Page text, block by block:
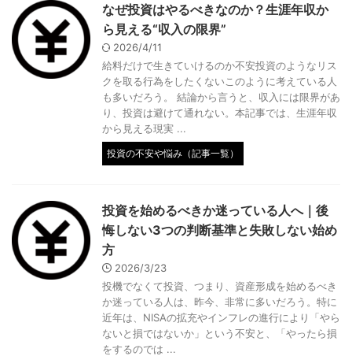
なぜ投資はやるべきなのか？生涯年収か
ら見える“収入の限界”
2026/4/11
給料だけで生きていけるのか不安投資のようなリス
クを取る行為をしたくないこのように考えている人
も多いだろう。 結論から言うと、収入には限界があ
り、投資は避けて通れない。本記事では、生涯年収
から見える現実 ...
投資の不安や悩み（記事一覧）
投資を始めるべきか迷っている人へ｜後
悔しない3つの判断基準と失敗しない始め
方
2026/3/23
投機でなくて投資、つまり、資産形成を始めるべき
か迷っている人は、昨今、非常に多いだろう。特に
近年は、NISAの拡充やインフレの進行により「やら
ないと損ではないか」という不安と、「やったら損
をするのでは ...